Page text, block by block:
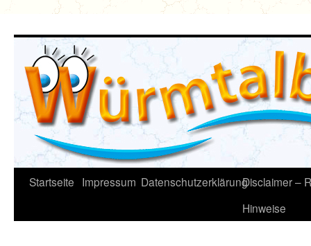
springen
Startseite Impressum DatenschutzerklärungDisclaimer –
Hinweise